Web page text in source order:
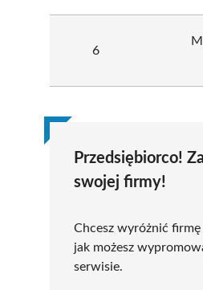
6
Przedsiębiorco!
swojej firmy!
Chcesz wyróżnić
jak możesz
serwisie.